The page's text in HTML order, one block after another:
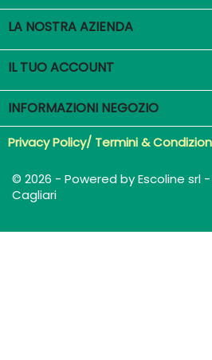
LA NOSTRA AZIENDA
IL TUO ACCOUNT
INFORMAZIONI NEGOZIO
Privacy Policy/ Termini &
© 2026 - Powered by Escoline srl
Cagliari